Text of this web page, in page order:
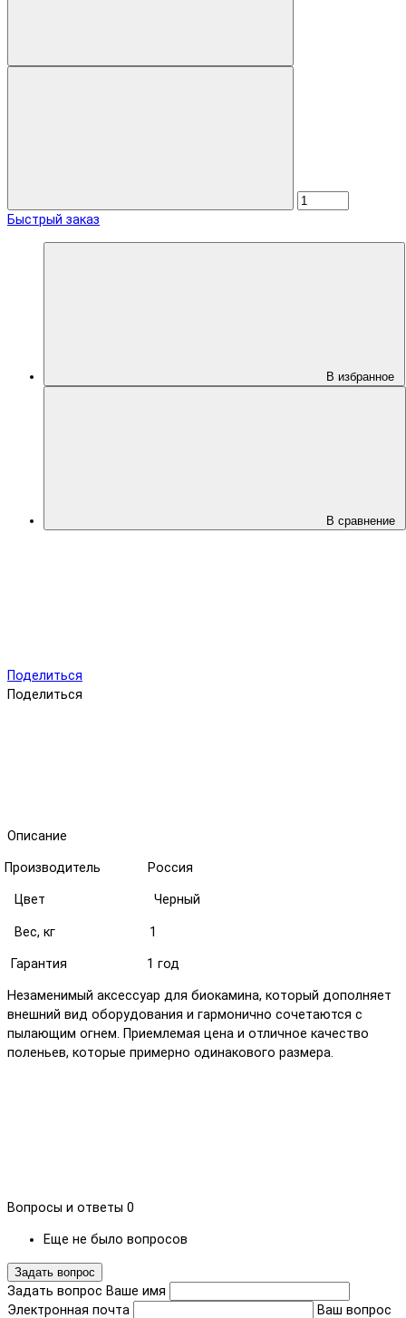
Быстрый заказ
В избранное
В сравнение
Поделиться
Поделиться
Описание
Производитель Россия
Черный
кг 1
1 год
Незаменимый аксессуар для биокамина, который дополняет
внешний вид оборудования и гармонично сочетаются с
пылающим огнем. Приемлемая цена и отличное качество
поленьев, которые примерно одинакового размера.
Вопросы и ответы 0
Еще не было вопросов
Задать вопрос
Задать вопрос Ваше имя
Электронная почта
Ваш вопрос